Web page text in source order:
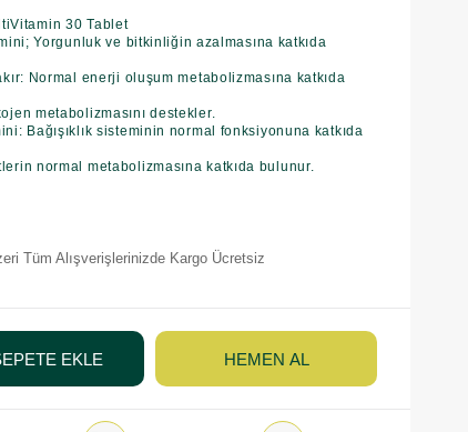
30 Tablet
Yorgunluk ve bitkinliğin azalmasına katkıda
Normal enerji oluşum metabolizmasına katkıda
metabolizmasını destekler.
Bağışıklık sisteminin normal fonksiyonuna katkıda
normal metabolizmasına katkıda bulunur.
Tüm Alışverişlerinizde Kargo Ücretsiz